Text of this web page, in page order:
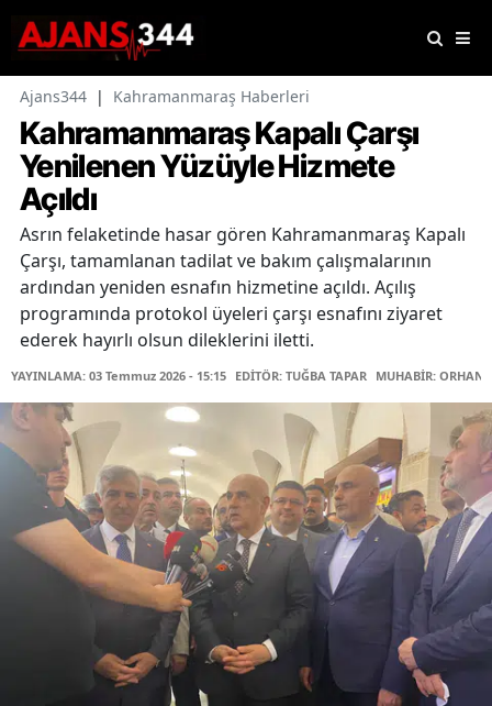
Ajans344 | Kahramanmaraş Haberleri
Kahramanmaraş Kapalı Çarşı
Yenilenen Yüzüyle Hizmete
Açıldı
Asrın felaketinde hasar gören Kahramanmaraş Kapalı
Çarşı, tamamlanan tadilat ve bakım çalışmalarının
ardından yeniden esnafın hizmetine açıldı. Açılış
programında protokol üyeleri çarşı esnafını ziyaret
ederek hayırlı olsun dileklerini iletti.
YAYINLAMA: 03 Temmuz 2026 - 15:15 EDİTÖR: TUĞBA TAPAR MUHABİR: ORHAN